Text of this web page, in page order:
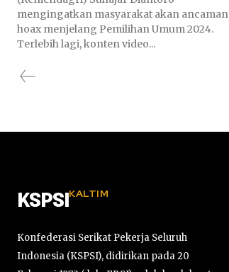
mengingatkan masyarakat akan ancaman
hoax menjelang Pemilihan Umum 2024.
Terlebih lagi, konten video...
KSPSI KALTIM
Konfederasi Serikat Pekerja Seluruh
Indonesia (KSPSI), didirikan pada 20